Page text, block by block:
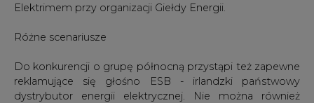
Elektrimem przy organizacji Giełdy Energii.
Różne scenariusze
Do konkurencji o grupę północną przystąpi też zapewne
reklamujące się głośno ESB - irlandzki państwowy
dystrybutor energii elektrycznej. Nie można również